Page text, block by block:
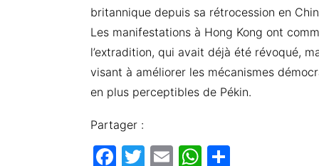
britannique depuis sa rétrocession en
Les manifestations à Hong Kong ont
l’extradition, qui avait déjà été révoqué,
visant à améliorer les mécanismes
en plus perceptibles de Pékin.
Partager :
F
T
E
W